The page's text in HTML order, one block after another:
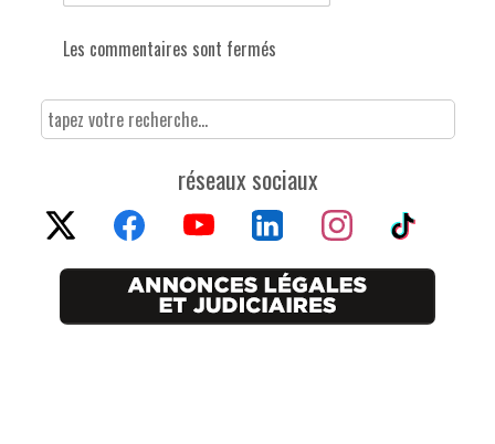
Les commentaires sont fermés
réseaux sociaux